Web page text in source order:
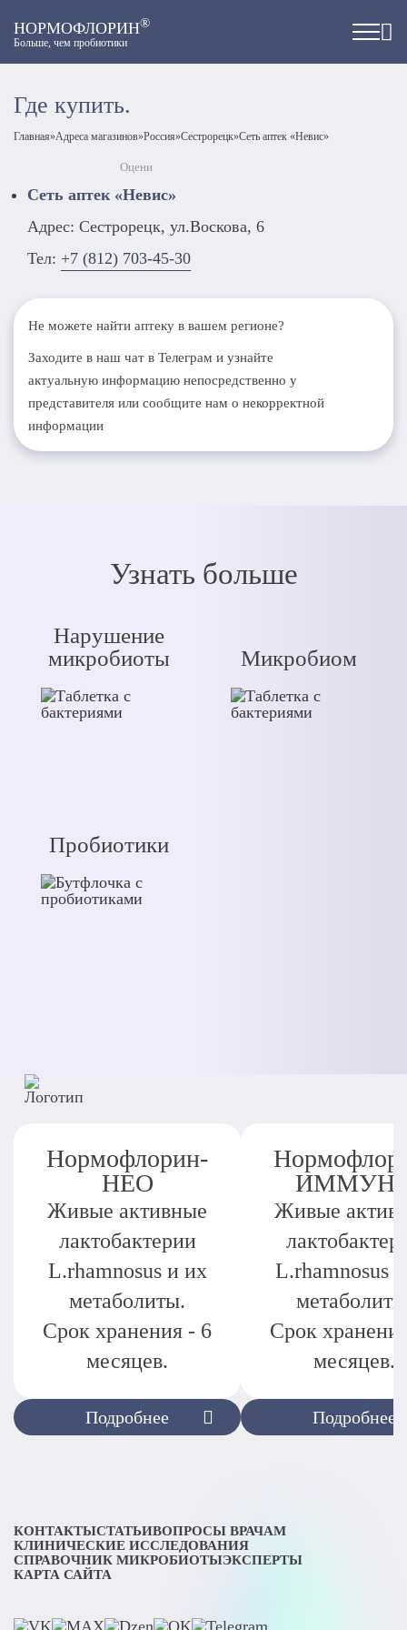
НОРМОФЛОРИН®
Больше, чем пробиотики
Где купить.
Главная»Адреса магазинов»Россия»Сестрорецк»Сеть аптек «Невис»
Оцени
Сеть аптек «Невис»
Адрес: Сестрорецк, ул.Воскова, 6
Тел: +7 (812) 703-45-30
Не можете найти аптеку в вашем регионе?
Заходите в наш чат в Телеграм и узнайте
актуальную информацию непосредственно у
представителя или сообщите нам о некорректной
информации
Узнать больше
Нарушение
микробиоты
Микробиом
Пробиотики
Подробнее
Нормофлорин-
НЕО
Живые активные
лактобактерии
L.rhamnosus и их
метаболиты.
Срок хранения - 6
месяцев.
Подробнее
Живые
L.rhamnosus
Срок
месяцев.
КОНТАКТЫСТАТЬИВОПРОСЫ ВРАЧАМ
КЛИНИЧЕСКИЕ ИССЛЕДОВАНИЯ
СПРАВОЧНИК МИКРОБИОТЫЭКСПЕРТЫ
КАРТА САЙТА